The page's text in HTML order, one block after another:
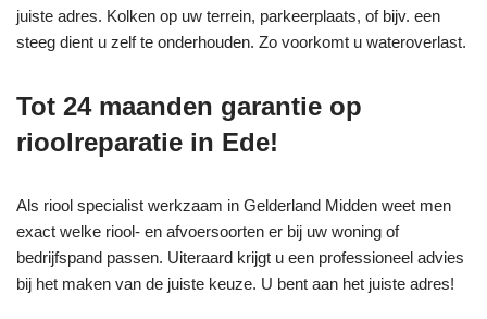
juiste adres. Kolken op uw terrein, parkeerplaats, of bijv. een
steeg dient u zelf te onderhouden. Zo voorkomt u wateroverlast.
Tot 24 maanden garantie op
rioolreparatie in Ede!
Als riool specialist werkzaam in Gelderland Midden weet men
exact welke riool- en afvoersoorten er bij uw woning of
bedrijfspand passen. Uiteraard krijgt u een professioneel advies
bij het maken van de juiste keuze. U bent aan het juiste adres!